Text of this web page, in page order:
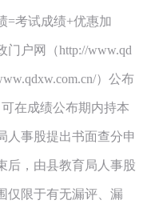
=考试成绩+优惠加
户网（http://www.qd
）公布
在成绩公布期内持本
人事股提出书面查分申
后，由县教育局人事股
仅限于有无漏评、漏